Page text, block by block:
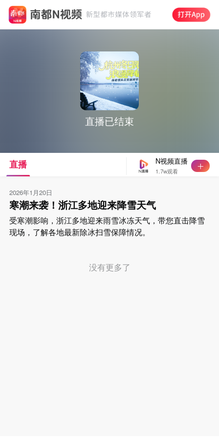
直播已结束
N视频直播
1.7w观看
直播
2026年1月20日
寒潮来袭！浙江多地迎来降雪天气
受寒潮影响，浙江多地迎来雨雪冰冻天气，带您直击降雪
现场，了解各地最新除冰扫雪保障情况。
没有更多了